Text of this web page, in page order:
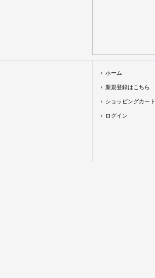
ホーム
新規登録はこちら
ショッピングカート
ログイン